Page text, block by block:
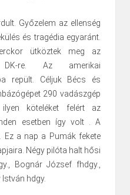
Győzelem az ellenség
és tragédia egyaránt.
ütköztek meg az
DK-re. Az amerikai
repült. Céljuk Bécs és
290 vadászgép
köteléket felért az
esetben így volt . A
Ez a nap a Pumák fekete
Négy pilóta halt hősi
Bognár József fhdgy.,
hdgy.